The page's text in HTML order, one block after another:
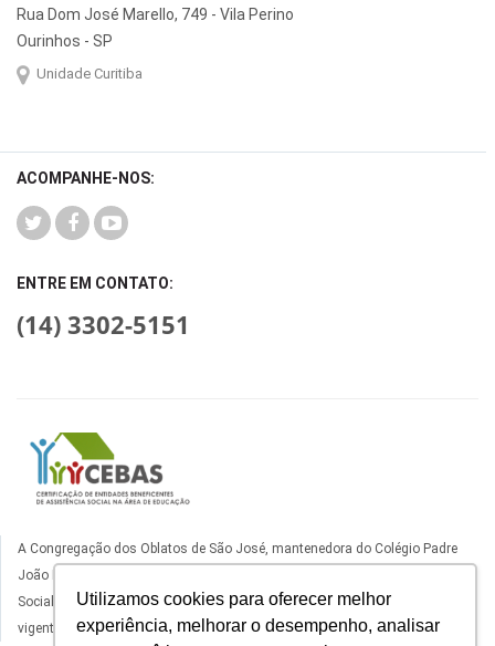
Utilizamos cookies para oferecer melhor
experiência, melhorar o desempenho, analisar
Rua Dom José Marello, 749 - Vila Perino
Ourinhos - SP
Unidade Curitiba
ACOMPANHE-NOS:
ENTRE EM CONTATO:
(14) 3302-5151
A Congregação dos Oblatos de São José, mantenedora do Colégio Padre
João Bagozzi, está certificado como Entidade Beneficente de Assistência
Social na Área da Educação, com certificado ativo nos termos da legislação
vigente.